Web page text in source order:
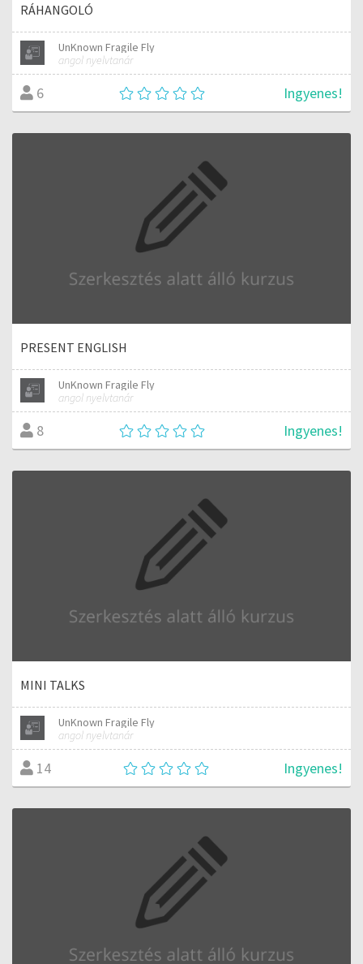
RÁHANGOLÓ
UnKnown Fragile Fly
angol nyelvtanár
6 Ingyenes!
PRESENT ENGLISH
UnKnown Fragile Fly
angol nyelvtanár
8 Ingyenes!
MINI TALKS
UnKnown Fragile Fly
angol nyelvtanár
14 Ingyenes!